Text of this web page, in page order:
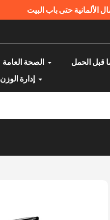
الألمانية حتى باب البيت
الصحة العامة قبل الحمل
إدارة الوزن